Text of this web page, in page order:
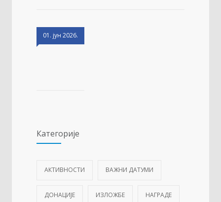
01. јун 2026.
Категорије
АКТИВНОСТИ ВАЖНИ ДАТУМИ
ДОНАЦИЈЕ ИЗЛОЖБЕ НАГРАДЕ